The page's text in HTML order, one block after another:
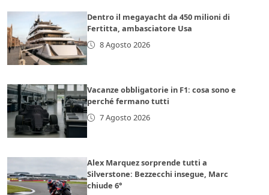
Dentro il megayacht da 450 milioni di
Fertitta, ambasciatore Usa
8 Agosto 2026
Vacanze obbligatorie in F1: cosa sono e
perché fermano tutti
7 Agosto 2026
Alex Marquez sorprende tutti a
Silverstone: Bezzecchi insegue, Marc
chiude 6°